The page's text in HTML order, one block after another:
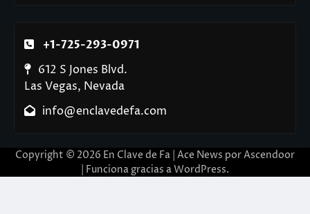
+1-725-293-0971
612 S Jones Blvd.
Las Vegas, Nevada
info@enclavedefa.com
Copyright © 2026 En Clave de Fa | Ace News porAscendoor
| Funciona gracias aWordPress.